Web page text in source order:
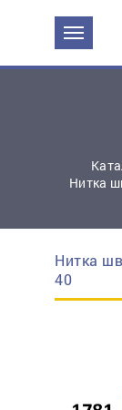
Нитка
Нитка
40
ЗАДАТЬ
Эл. почта:*
Контактный
Ваш вопрос: